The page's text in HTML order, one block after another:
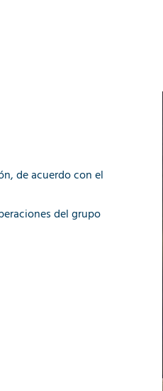
de acuerdo con el
del grupo